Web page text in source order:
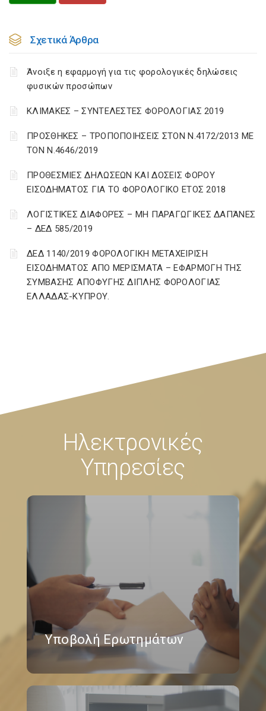
Σχετικά Άρθρα
Άνοιξε η εφαρμογή για τις φορολογικές δηλώσεις
φυσικών προσώπων
ΚΛΙΜΑΚΕΣ – ΣΥΝΤΕΛΕΣΤΕΣ ΦΟΡΟΛΟΓΙΑΣ 2019
ΠΡΟΣΘΗΚΕΣ – ΤΡΟΠΟΠΟΙΗΣΕΙΣ ΣΤΟΝ Ν.4172/2013 ΜΕ
ΤΟΝ Ν.4646/2019
ΠΡΟΘΕΣΜΙΕΣ ΔΗΛΩΣΕΩΝ ΚΑΙ ΔΟΣΕΙΣ ΦΟΡΟΥ
ΕΙΣΟΔΗΜΑΤΟΣ ΓΙΑ ΤΟ ΦΟΡΟΛΟΓΙΚΟ ΕΤΟΣ 2018
ΛΟΓΙΣΤΙΚΈΣ ΔΙΑΦΟΡΈΣ – ΜΗ ΠΑΡΑΓΩΓΙΚΈΣ ΔΑΠΆΝΕΣ
– ΔΕΔ 585/2019
ΔΕΔ 1140/2019 ΦΟΡΟΛΟΓΙΚΗ ΜΕΤΑΧΕΙΡΙΣΗ
ΕΙΣΟΔΗΜΑΤΟΣ ΑΠΟ ΜΕΡΙΣΜΑΤΑ – ΕΦΑΡΜΟΓΗ ΤΗΣ
ΣΥΜΒΑΣΗΣ ΑΠΟΦΥΓΗΣ ΔΙΠΛΗΣ ΦΟΡΟΛΟΓΙΑΣ
ΕΛΛΑΔΑΣ-ΚΥΠΡΟΥ.
Ηλεκτρονικές
Υπηρεσίες
Υποβολή Ερωτημάτων